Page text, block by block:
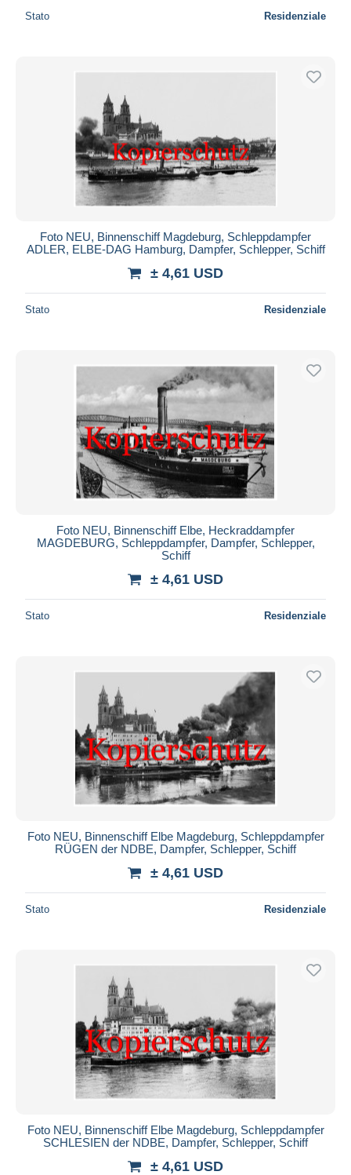
Stato Residenziale
Foto NEU, Binnenschiff Magdeburg, Schleppdampfer
ADLER, ELBE-DAG Hamburg, Dampfer, Schlepper, Schiff
± 4,61 USD
Stato Residenziale
Foto NEU, Binnenschiff Elbe, Heckraddampfer
MAGDEBURG, Schleppdampfer, Dampfer, Schlepper,
Schiff
± 4,61 USD
Stato Residenziale
Foto NEU, Binnenschiff Elbe Magdeburg, Schleppdampfer
RÜGEN der NDBE, Dampfer, Schlepper, Schiff
± 4,61 USD
Stato Residenziale
Foto NEU, Binnenschiff Elbe Magdeburg, Schleppdampfer
SCHLESIEN der NDBE, Dampfer, Schlepper, Schiff
± 4,61 USD